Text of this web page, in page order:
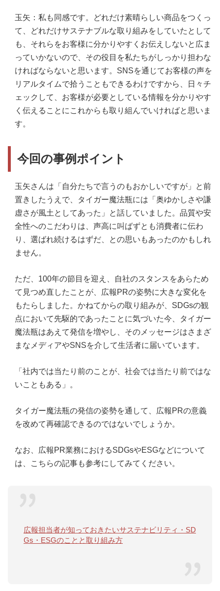
玉矢：私も同感です。どれだけ素晴らしい商品をつくっ
て、どれだけサステナブルな取り組みをしていたとして
も、それらをお客様に分かりやすくお伝えしないと広ま
っていかないので、その役目を私たちがしっかり担わな
ければならないと思います。SNSを通じてお客様の声を
リアルタイムで拾うこともできるわけですから、日々チ
ェックして、お客様が必要としている情報を分かりやす
く伝えることにこれからも取り組んでいければと思いま
す。
今回の事例ポイント
玉矢さんは「自分たちで言うのもおかしいですが」と前
置きしたうえで、タイガー魔法瓶には「奥ゆかしさや謙
虚さが風土としてあった」と話していました。品質や安
全性へのこだわりは、声高に叫ばずとも消費者に伝わ
り、選ばれ続けるはずだ、との思いもあったのかもしれ
ません。
ただ、100年の節目を迎え、自社のスタンスをあらため
て見つめ直したことが、広報PRの姿勢に大きな変化を
もたらしました。かねてからの取り組みが、SDGsの観
点において先駆的であったことに気づいた今、タイガー
魔法瓶はあえて発信を増やし、そのメッセージはさまざ
まなメディアやSNSを介して生活者に届いています。
「社内では当たり前のことが、社会では当たり前ではな
いこともある」。
タイガー魔法瓶の発信の姿勢を通して、広報PRの意義
を改めて再確認できるのではないでしょうか。
なお、広報PR業務におけるSDGsやESGなどについて
は、こちらの記事も参考にしてみてください。
広報担当者が知っておきたいサステナビリティ・SD
Gs・ESGのことと取り組み方